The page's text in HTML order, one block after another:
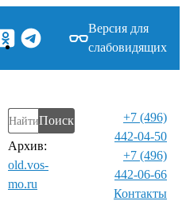
Версия для
слабовидящих
Поиск
Архив:
old.vos-
mo.ru
+7 (496)
442-04-50
+7 (496)
442-06-66
Контакты⁠